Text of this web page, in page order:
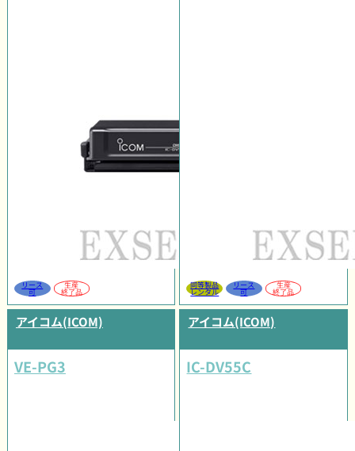
リース
可
生産
終了品
同等製品
レンタル
リース
可
生産
終了品
アイコム(ICOM)
VE-PG3
アイコム(ICOM)
IC-DV55C